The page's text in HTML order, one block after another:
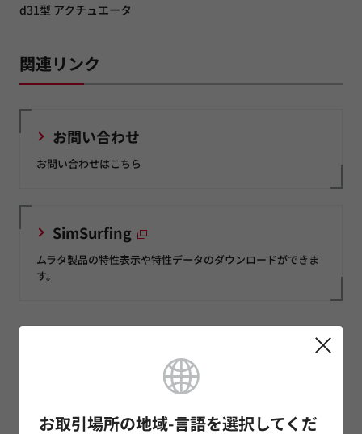
お取引場所の地域-言語を選択してくだ
d31型 アクチュエータ
関連リンク
お問い合わせ
お問い合わせはこちら
SimSurfing
ムラタ製品の特性表示や特性データのダウンロードができま
す。